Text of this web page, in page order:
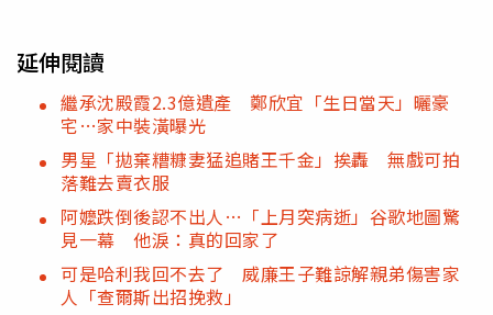
延伸閱讀
繼承沈殿霞2.3億遺產 鄭欣宜「生日當天」曬豪
宅…家中裝潢曝光
男星「拋棄糟糠妻猛追賭王千金」挨轟 無戲可拍
落難去賣衣服
阿嬤跌倒後認不出人…「上月突病逝」谷歌地圖驚
見一幕 他淚：真的回家了
可是哈利我回不去了 威廉王子難諒解親弟傷害家
人「查爾斯出招挽救」